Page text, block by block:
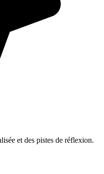
et des pistes de réflexion.